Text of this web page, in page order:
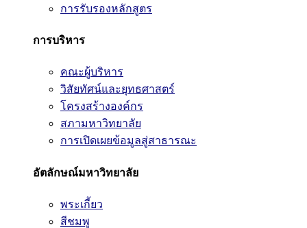
การรับรองหลักสูตร
การบริหาร
คณะผู้บริหาร
วิสัยทัศน์และยุทธศาสตร์
โครงสร้างองค์กร
สภามหาวิทยาลัย
การเปิดเผยข้อมูลสู่สาธารณะ
อัตลักษณ์มหาวิทยาลัย
พระเกี้ยว
สีชมพู